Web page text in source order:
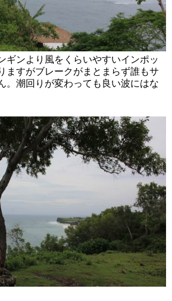
ギンより風をくらいやすいインポッ
ますがブレークがまとまらず誰もサ
。潮回りが変わっても良い波にはな